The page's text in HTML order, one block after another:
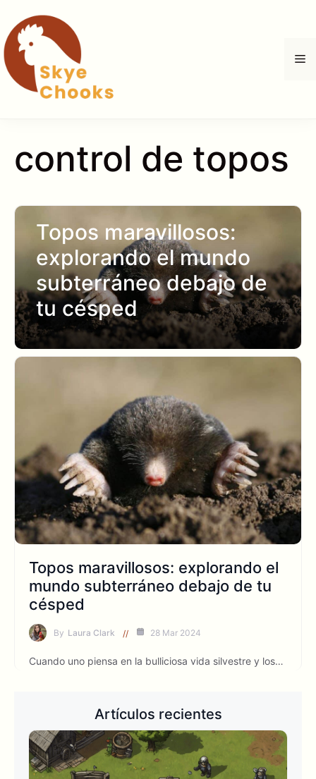
contenido
control de topos
Topos maravillosos:
explorando el mundo
subterráneo debajo de
tu césped
Topos maravillosos: explorando el
mundo subterráneo debajo de tu
césped
By Laura Clark 28 Mar 2024
Cuando uno piensa en la bulliciosa vida silvestre y los…
Artículos recientes